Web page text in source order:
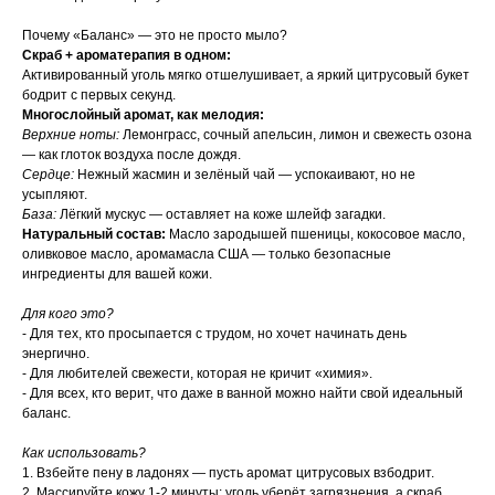
Почему «Баланс» — это не просто мыло?
Скраб + ароматерапия в одном:
Активированный уголь мягко отшелушивает, а яркий цитрусовый букет
бодрит с первых секунд.
Многослойный аромат, как мелодия:
Верхние ноты: Лемонграсс, сочный апельсин, лимон и свежесть озона
— как глоток воздуха после дождя.
Сердце: Нежный жасмин и зелёный чай — успокаивают, но не
усыпляют.
База: Лёгкий мускус — оставляет на коже шлейф загадки.
Натуральный состав: Масло зародышей пшеницы, кокосовое масло,
оливковое масло, аромамасла США — только безопасные
ингредиенты для вашей кожи.
Для кого это?
- Для тех, кто просыпается с трудом, но хочет начинать день
энергично.
- Для любителей свежести, которая не кричит «химия».
- Для всех, кто верит, что даже в ванной можно найти свой идеальный
баланс.
Как использовать?
1. Взбейте пену в ладонях — пусть аромат цитрусовых взбодрит.